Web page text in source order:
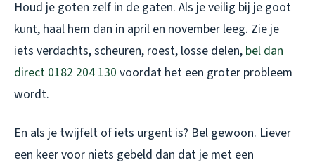
Houd je goten zelf in de gaten. Als je veilig bij je goot
kunt, haal hem dan in april en november leeg. Zie je
iets verdachts, scheuren, roest, losse delen, bel dan
direct 0182 204 130 voordat het een groter probleem
wordt.
En als je twijfelt of iets urgent is? Bel gewoon. Liever
een keer voor niets gebeld dan dat je met een